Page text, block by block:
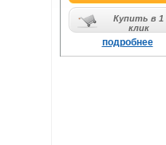
Купить в 1
клик
подробнее